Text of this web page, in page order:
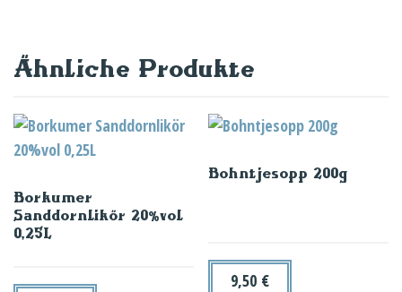
Ähnliche Produkte
Borkumer
Sanddornlikör 20%vol
0,25L
Bohntjesopp 200g
9,50 €